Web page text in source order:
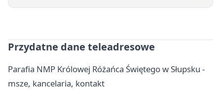
Przydatne dane teleadresowe
Parafia NMP Królowej Różańca Świętego w Słupsku -
msze, kancelaria, kontakt